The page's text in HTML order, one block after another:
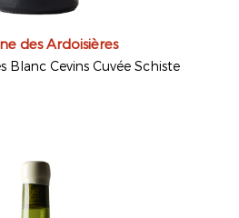
des Ardoisières
Blanc Cevins Cuvée Schiste